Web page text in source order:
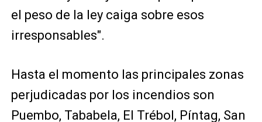
el peso de la ley caiga sobre esos
irresponsables".
Hasta el momento las principales zonas
perjudicadas por los incendios son
Puembo, Tababela, El Trébol, Píntag, San